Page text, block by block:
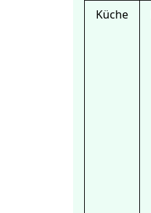
Küche